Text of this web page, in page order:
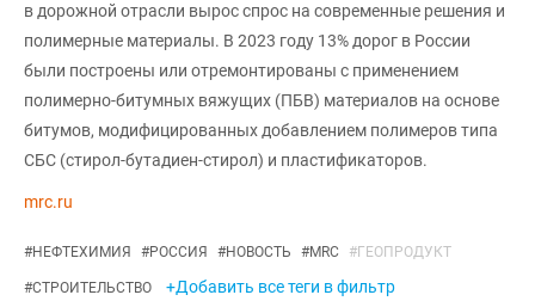
в дорожной отрасли вырос спрос на современные решения и
полимерные материалы. В 2023 году 13% дорог в России
были построены или отремонтированы с применением
полимерно-битумных вяжущих (ПБВ) материалов на основе
битумов, модифицированных добавлением полимеров типа
СБС (стирол-бутадиен-стирол) и пластификаторов.
mrc.ru
#НЕФТЕХИМИЯ #РОССИЯ #НОВОСТЬ #MRC #ГЕОПРОДУКТ
#СТРОИТЕЛЬСТВО +Добавить все теги в фильтр